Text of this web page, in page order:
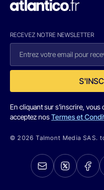
RECEVEZ NOTRE NEWSLETTER
En cliquant sur s'inscrire, vous
acceptez nosTermes et
© 2026 Talmont Media SAS.